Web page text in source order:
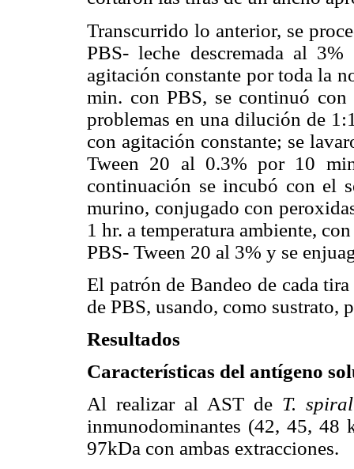
Transcurrido lo anterior, se
PBS- leche descremada al
agitación constante por toda la
min. con PBS, se continuó
problemas en una dilución de
con agitación constante; se
Tween 20 al 0.3% por 10
continuación se incubó con el
murino, conjugado con
1 hr. a temperatura ambiente,
PBS- Tween 20 al 3% y se
El patrón de Bandeo de cada
de PBS, usando, como sustrato,
Resultados
Características del antígeno
Al realizar al AST de T.
inmunodominantes (42, 45, 48
97kDa con ambas extracciones.